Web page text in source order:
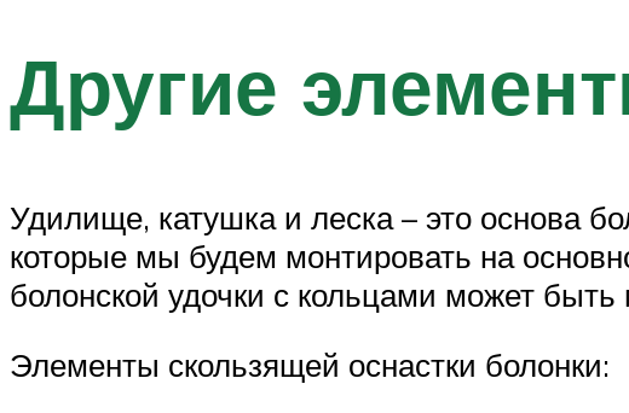
Другие
Удилище, катушка и леска – это основа
которые мы будем монтировать на
болонской удочки с кольцами может быть
Элементы скользящей оснастки болонки: